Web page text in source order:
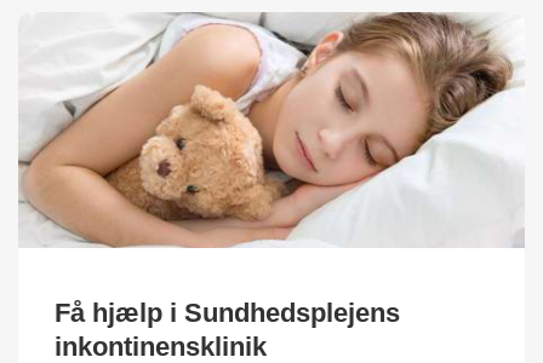
Få hjælp i Sundhedsplejens
inkontinensklinik